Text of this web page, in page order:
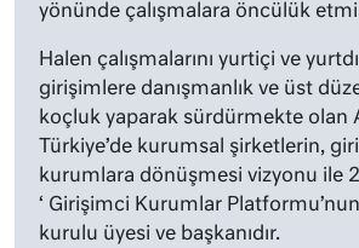
yönünde çalışmalara öncülük
Halen çalışmalarını yurtiçi ve
girişimlere danışmanlık ve üst
koçluk yaparak sürdürmekte olan
Türkiye’de kurumsal şirketlerin,
kurumlara dönüşmesi vizyonu ile
‘ Girişimci Kurumlar
kurulu üyesi ve başkanıdır.